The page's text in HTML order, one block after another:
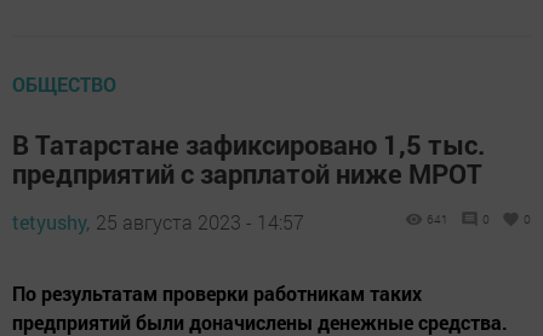
ОБЩЕСТВО
В Татарстане зафиксировано 1,5 тыс.
предприятий с зарплатой ниже МРОТ
tetyushy, 25 августа 2023 - 14:57 641 0 0
По результатам проверки работникам таких
предприятий были доначислены денежные средства.